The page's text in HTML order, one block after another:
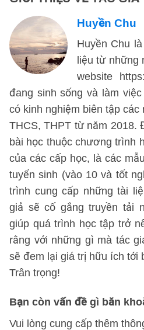
Huyền Chu
Huyền Chu
liệu từ những
website
đang sinh sống và làm
có kinh nghiệm biên tập các
THCS, THPT từ năm 2018.
bài học thuộc chương trình
của các cấp học, là các
tuyển sinh (vào 10 và tốt
trình cung cấp những tài
giả sẽ cố gắng truyền tải
giúp quá trình học tập trở
rằng với những gì mà tác
sẽ đem lại giá trị hữu ích tới
Trân trọng!
Bạn còn vấn đề gì băn
Vui lòng cung cấp thêm